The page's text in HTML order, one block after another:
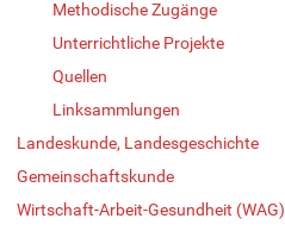
Methodische Zugänge
Unterrichtliche Projekte
Quellen
Linksammlungen
Landeskunde, Landesgeschichte
Gemeinschaftskunde
Wirtschaft-Arbeit-Gesundheit (WAG)